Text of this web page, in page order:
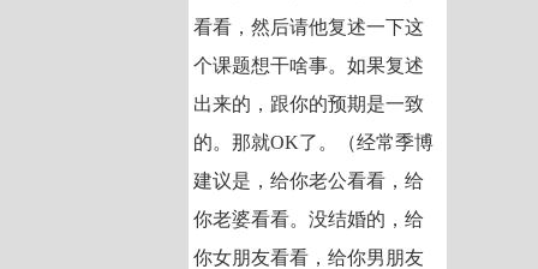
看看，然后请他复述一下这
个课题想干啥事。如果复述
出来的，跟你的预期是一致
的。那就OK了。（经常季博
建议是，给你老公看看，给
你老婆看看。没结婚的，给
你女朋友看看，给你男朋友